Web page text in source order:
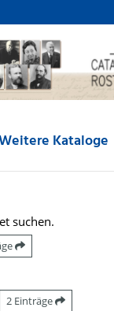
Kataloge
suchen.
2 Einträge